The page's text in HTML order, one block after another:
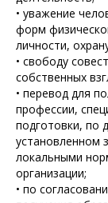
• уважение
форм
личности,
• свободу
собственных
• перевод для
профессии,
подготовки, по
установленном
локальными
организации;
• по